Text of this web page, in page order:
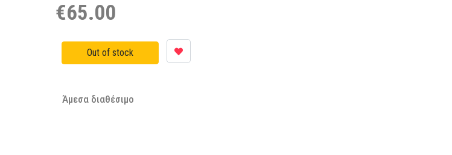
Άμεσα διαθέσιμο
€65.00